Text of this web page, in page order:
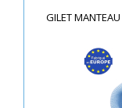
GILET